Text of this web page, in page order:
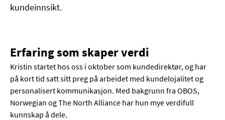
kundeinnsikt.
Erfaring som skaper verdi
Kristin startet hos oss i oktober som kundedirektør, og har
på kort tid satt sitt preg på arbeidet med kundelojalitet og
personalisert kommunikasjon. Med bakgrunn fra OBOS,
Norwegian og The North Alliance har hun mye verdifull
kunnskap å dele.